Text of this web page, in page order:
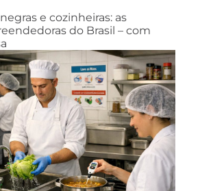
e cozinheiras: as
do Brasil – com